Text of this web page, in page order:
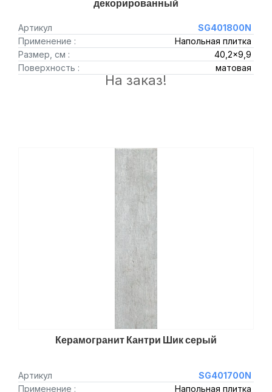
декорированный
Артикул
SG401800N
Применение :
Напольная плитка
Размер, см :
40,2x9,9
Поверхность :
матовая
На заказ!
Керамогранит Кантри Шик серый
Артикул
SG401700N
Применение :
Напольная плитка